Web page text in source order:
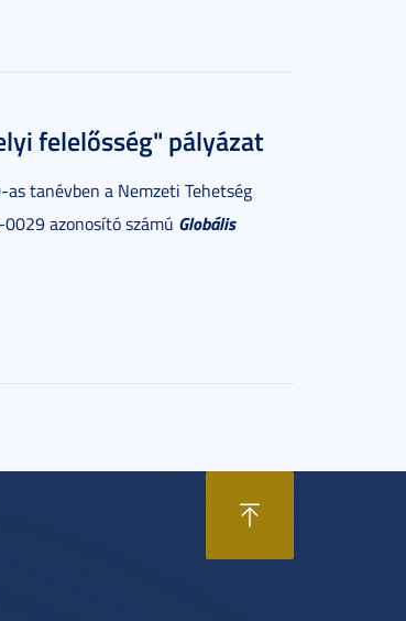
felelősség" pályázat
tanévben a Nemzeti Tehetség
azonosító számú Globális